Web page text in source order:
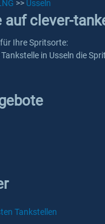
>> Usseln
auf clever-
Ihre Spritsorte:
in Usseln die
Tankstellen